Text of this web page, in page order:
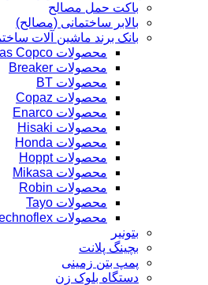
باکت حمل مصالح
بالابر ساختمانی (مصالح)
بانک برند ماشین آلات
محصولات Atlas Copco
محصولات Breaker
محصولات BT
محصولات Copaz
محصولات Enarco
محصولات Hisaki
محصولات Honda
محصولات Hoppt
محصولات Mikasa
محصولات Robin
محصولات Tayo
محصولات Technoflex
بتونیر
بچینگ پلانت
پمپ بتن زمینی
دستگاه بلوک زن